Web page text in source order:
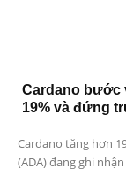
Cardano bước
19% và đứng
Cardano tăng hơn
(ADA) đang ghi